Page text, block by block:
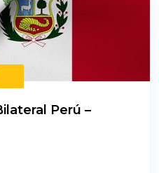
Perú –